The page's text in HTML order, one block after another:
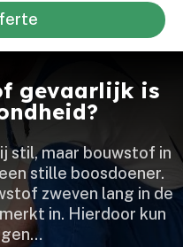
gevaarlijk is
stil, maar bouwstof in
stille boosdoener.​
zweven lang in de
in.​ Hierdoor kun